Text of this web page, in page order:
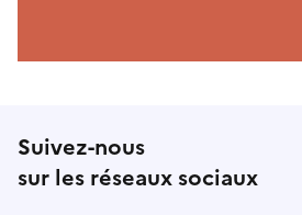
Suivez-nous
sur les réseaux sociaux